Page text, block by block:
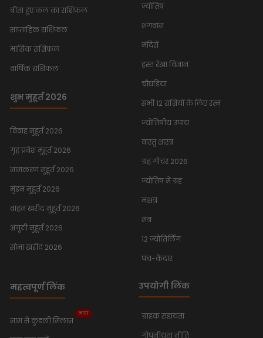
बीता हुए कल का राशिफल
साप्ताहिक राशिफल
मासिक राशिफल
वार्षिक राशिफल
शुभ मुहूर्त 2026
विवाह मुहूर्त 2026
गृह प्रवेश मुहूर्त 2026
नामकरण मुहूर्त 2026
मुंडन मुहूर्त 2026
वाहन खरीद मुहूर्त 2026
अंगूठी मुहूर्त 2026
सोना खरीद 2026
ज्योतिष
भगवान
मंदिरों
हस्त रेखा विज्ञान
चौघडिया
सभी 12 राशियों के लिए रत्न
ज्योतिषीय उपाय
वास्तु शास्त्र
ग्रह गोचर 2026
ज्योतिष में ग्रह
नक्षत्र
मंत्र
12 ज्योतिर्लिंग
पंच-केदार
महत्वपूर्ण लिंक
नाम से कुंडली मिलान
नया
उपयोगी लिंक
ग्राहक सहायता
गोपनीयता नीति